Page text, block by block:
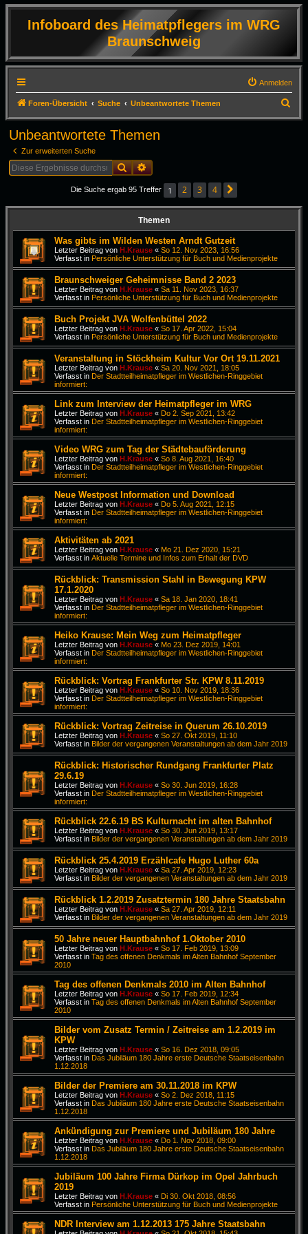
Infoboard des Heimatpflegers im WRG
Braunschweig
Anmelden
Foren-Übersicht Suche Unbeantwortete Themen
u
Unbeantwortete Themen
Zur erweiterten Suche
SucheErweiterte Suche
Die Suche ergab 95 Treffer 1 2 3 4
Themen
Was gibts im Wilden Westen Arndt Gutzeit
Letzter Beitrag von H.Krause « So 12. Nov 2023, 16:56
Verfasst in Persönliche Unterstützung für Buch und Medienprojekte
Braunschweiger Geheimnisse Band 2 2023
Letzter Beitrag von H.Krause « Sa 11. Nov 2023, 16:37
Verfasst in Persönliche Unterstützung für Buch und Medienprojekte
Buch Projekt JVA Wolfenbüttel 2022
Letzter Beitrag von H.Krause « So 17. Apr 2022, 15:04
Verfasst in Persönliche Unterstützung für Buch und Medienprojekte
Veranstaltung in Stöckheim Kultur Vor Ort 19.11.2021
Letzter Beitrag von H.Krause « Sa 20. Nov 2021, 18:05
Verfasst in Der Stadtteilheimatpfleger im Westlichen-Ringgebiet
informiert:
Link zum Interview der Heimatpfleger im WRG
Letzter Beitrag von H.Krause « Do 2. Sep 2021, 13:42
Verfasst in Der Stadtteilheimatpfleger im Westlichen-Ringgebiet
informiert:
Video WRG zum Tag der Städtebauförderung
Letzter Beitrag von H.Krause « So 8. Aug 2021, 16:40
Verfasst in Der Stadtteilheimatpfleger im Westlichen-Ringgebiet
informiert:
Neue Westpost Information und Download
Letzter Beitrag von H.Krause « Do 5. Aug 2021, 12:15
Verfasst in Der Stadtteilheimatpfleger im Westlichen-Ringgebiet
informiert:
Aktivitäten ab 2021
Letzter Beitrag von H.Krause « Mo 21. Dez 2020, 15:21
Verfasst in Aktuelle Termine und Infos zum Erhalt der DVD
Rückblick: Transmission Stahl in Bewegung KPW
17.1.2020
Letzter Beitrag von H.Krause « Sa 18. Jan 2020, 18:41
Verfasst in Der Stadtteilheimatpfleger im Westlichen-Ringgebiet
informiert:
Heiko Krause: Mein Weg zum Heimatpfleger
Letzter Beitrag von H.Krause « Mo 23. Dez 2019, 14:01
Verfasst in Der Stadtteilheimatpfleger im Westlichen-Ringgebiet
informiert:
Rückblick: Vortrag Frankfurter Str. KPW 8.11.2019
Letzter Beitrag von H.Krause « So 10. Nov 2019, 18:36
Verfasst in Der Stadtteilheimatpfleger im Westlichen-Ringgebiet
informiert:
Rückblick: Vortrag Zeitreise in Querum 26.10.2019
Letzter Beitrag von H.Krause « So 27. Okt 2019, 11:10
Verfasst in Bilder der vergangenen Veranstaltungen ab dem Jahr 2019
Rückblick: Historischer Rundgang Frankfurter Platz
29.6.19
Letzter Beitrag von H.Krause « So 30. Jun 2019, 16:28
Verfasst in Der Stadtteilheimatpfleger im Westlichen-Ringgebiet
informiert:
Rückblick 22.6.19 BS Kulturnacht im alten Bahnhof
Letzter Beitrag von H.Krause « So 30. Jun 2019, 13:17
Verfasst in Bilder der vergangenen Veranstaltungen ab dem Jahr 2019
Rückblick 25.4.2019 Erzählcafe Hugo Luther 60a
Letzter Beitrag von H.Krause « Sa 27. Apr 2019, 12:23
Verfasst in Bilder der vergangenen Veranstaltungen ab dem Jahr 2019
Rückblick 1.2.2019 Zusatztermin 180 Jahre Staatsbahn
Letzter Beitrag von H.Krause « Sa 27. Apr 2019, 12:11
Verfasst in Bilder der vergangenen Veranstaltungen ab dem Jahr 2019
50 Jahre neuer Hauptbahnhof 1.Oktober 2010
Letzter Beitrag von H.Krause « So 17. Feb 2019, 13:09
Verfasst in Tag des offenen Denkmals im Alten Bahnhof September
2010
Tag des offenen Denkmals 2010 im Alten Bahnhof
Letzter Beitrag von H.Krause « So 17. Feb 2019, 12:34
Verfasst in Tag des offenen Denkmals im Alten Bahnhof September
2010
Bilder vom Zusatz Termin / Zeitreise am 1.2.2019 im
KPW
Letzter Beitrag von H.Krause « So 16. Dez 2018, 09:05
Verfasst in Das Jubiläum 180 Jahre erste Deutsche Staatseisenbahn
1.12.2018
Bilder der Premiere am 30.11.2018 im KPW
Letzter Beitrag von H.Krause « So 2. Dez 2018, 11:15
Verfasst in Das Jubiläum 180 Jahre erste Deutsche Staatseisenbahn
1.12.2018
Ankündigung zur Premiere und Jubiläum 180 Jahre
Letzter Beitrag von H.Krause « Do 1. Nov 2018, 09:00
Verfasst in Das Jubiläum 180 Jahre erste Deutsche Staatseisenbahn
1.12.2018
Jubiläum 100 Jahre Firma Dürkop im Opel Jahrbuch
2019
Letzter Beitrag von H.Krause « Di 30. Okt 2018, 08:56
Verfasst in Persönliche Unterstützung für Buch und Medienprojekte
NDR Interview am 1.12.2013 175 Jahre Staatsbahn